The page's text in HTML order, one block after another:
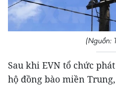
(Nguồn:
Sau khi EVN tổ chức
hộ đồng bào miền